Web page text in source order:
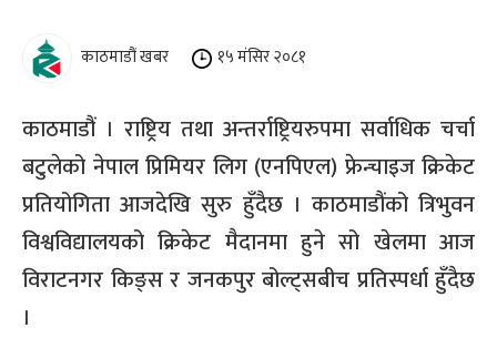
काठमाडौं खबर १५ मंसिर २०८१
काठमाडौं । राष्ट्रिय तथा अन्तर्राष्ट्रियरुपमा सर्वाधिक चर्चा
बटुलेको नेपाल प्रिमियर लिग (एनपिएल) फ्रेन्चाइज क्रिकेट
प्रतियोगिता आजदेखि सुरु हुँदैछ । काठमाडौंको त्रिभुवन
विश्वविद्यालयको क्रिकेट मैदानमा हुने सो खेलमा आज
विराटनगर किङ्स र जनकपुर बोल्ट्सबीच प्रतिस्पर्धा हुँदैछ
।